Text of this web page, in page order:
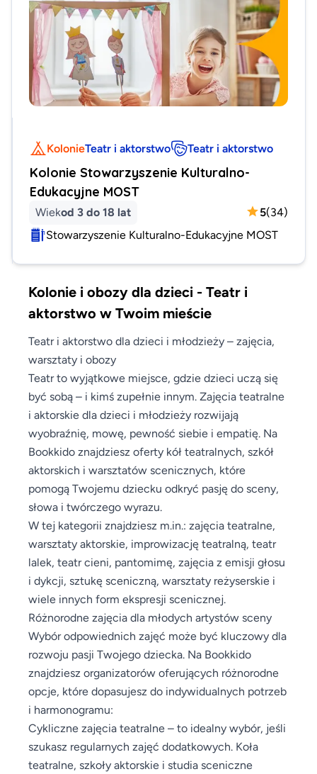
KolonieTeatr i aktorstwo Teatr i aktorstwo
Kolonie Stowarzyszenie Kulturalno-
Edukacyjne MOST
Wiekod 3 do 18 lat 5(34)
Stowarzyszenie Kulturalno-Edukacyjne MOST
Kolonie i obozy dla dzieci - Teatr i
aktorstwo w Twoim mieście
Teatr i aktorstwo dla dzieci i młodzieży – zajęcia,
warsztaty i obozy
Teatr to wyjątkowe miejsce, gdzie dzieci uczą się
być sobą – i kimś zupełnie innym. Zajęcia teatralne
i aktorskie dla dzieci i młodzieży rozwijają
wyobraźnię, mowę, pewność siebie i empatię. Na
Bookkido znajdziesz oferty kół teatralnych, szkół
aktorskich i warsztatów scenicznych, które
pomogą Twojemu dziecku odkryć pasję do sceny,
słowa i twórczego wyrazu.
W tej kategorii znajdziesz m.in.: zajęcia teatralne,
warsztaty aktorskie, improwizację teatralną, teatr
lalek, teatr cieni, pantomimę, zajęcia z emisji głosu
i dykcji, sztukę sceniczną, warsztaty reżyserskie i
wiele innych form ekspresji scenicznej.
Różnorodne zajęcia dla młodych artystów sceny
Wybór odpowiednich zajęć może być kluczowy dla
rozwoju pasji Twojego dziecka. Na Bookkido
znajdziesz organizatorów oferujących różnorodne
opcje, które dopasujesz do indywidualnych potrzeb
i harmonogramu:
Cykliczne zajęcia teatralne – to idealny wybór, jeśli
szukasz regularnych zajęć dodatkowych. Koła
teatralne, szkoły aktorskie i studia sceniczne